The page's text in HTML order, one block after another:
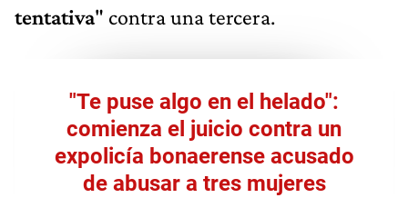
tentativa" contra una tercera.
"Te puse algo en el helado":
comienza el juicio contra un
expolicía bonaerense acusado
de abusar a tres mujeres